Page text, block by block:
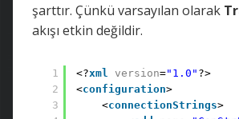
şarttır. Çünkü varsayılan olarak
akışı etkin değildir.
1
2
3
<?xml version="1.0" ?>
<configuration>
<connectionStrings>